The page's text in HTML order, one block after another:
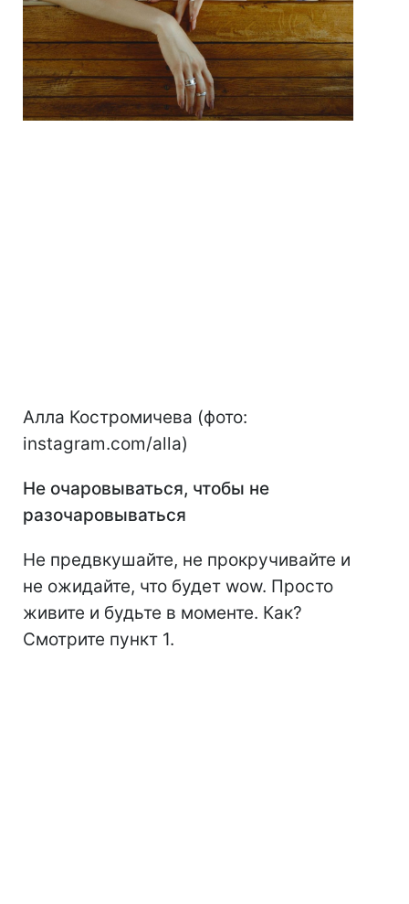
Алла Костромичева (фото:
instagram.com/alla)
Не очаровываться, чтобы не
разочаровываться
Не предвкушайте, не прокручивайте и
не ожидайте, что будет wow. Просто
живите и будьте в моменте. Как?
Смотрите пункт 1.